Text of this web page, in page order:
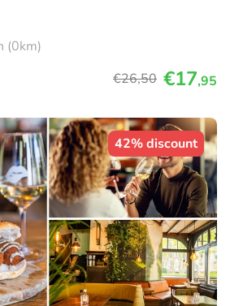
(0km)
€26,50 €17,95
42% discount